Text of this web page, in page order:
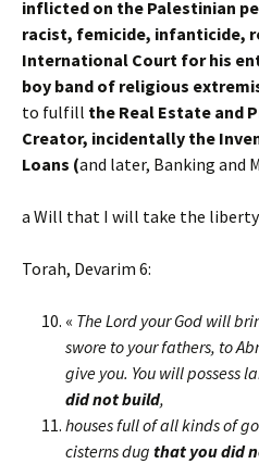
inflicted on the Palestinian
racist, femicide, infanticide,
International Court for his
boy band of religious
to fulfill the Real Estate and
Creator, incidentally the
Loans (and later, Banking and
a Will that I will take the
Torah, Devarim 6:
« The Lord your God will
swore to your fathers, to
give you. You will possess
did not build,
houses full of all kinds of
cisterns dug that you did